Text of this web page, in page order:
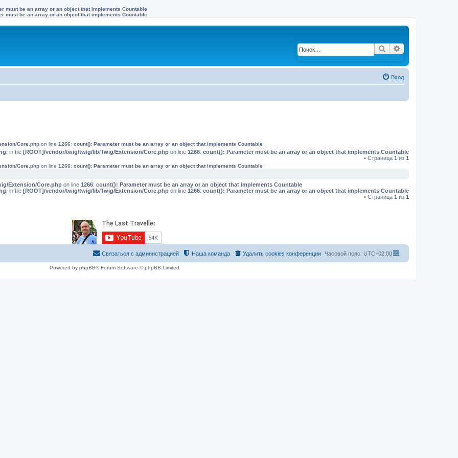
must be an array or an object that implements Countable
must be an array or an object that implements Countable
Поиск
Вход
Core.php on line 1266: count(): Parameter must be an array or an object that implements Countable
: in file [ROOT]/vendor/twig/twig/lib/Twig/Extension/Core.php on line 1266: count(): Parameter must be an array or an object that implements Countable
• Страница 1 из 1
Core.php on line 1266: count(): Parameter must be an array or an object that implements Countable
Extension/Core.php on line 1266: count(): Parameter must be an array or an object that implements Countable
: in file [ROOT]/vendor/twig/twig/lib/Twig/Extension/Core.php on line 1266: count(): Parameter must be an array or an object that implements Countable
• Страница 1 из 1
Часовой пояс: UTC+02:00
Удалить cookies конференции
Наша команда
Связаться с администрацией
Powered by phpBB® Forum Software © phpBB Limited